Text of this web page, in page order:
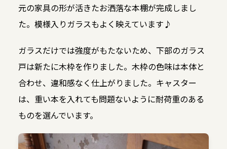
元の家具の形が活きたお洒落な本棚が完成しまし
た。模様入りガラスもよく映えています♪
ガラスだけでは強度がもたないため、下部のガラス
戸は新たに木枠を作りました。木枠の色味は本体と
合わせ、違和感なく仕上がりました。キャスター
は、重い本を入れても問題ないように耐荷重のある
ものを選んでいます。